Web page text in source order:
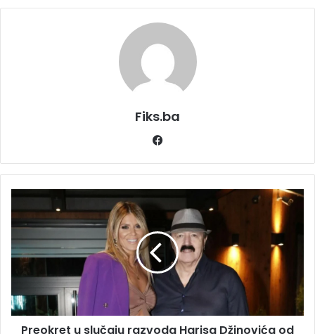
Fiks.ba
Preokret
u
slučaju
razvoda
Harisa
supruge
Meline?
"Nije
Preokret u slučaju razvoda Harisa Džinovića od